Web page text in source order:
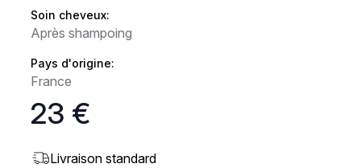
Soin cheveux:
Après shampoing
Pays d'origine:
France
23 €
Livraison standard